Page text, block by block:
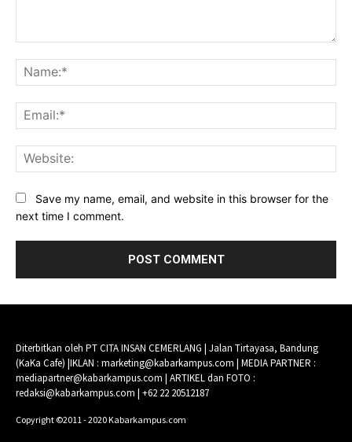
Save my name, email, and website in this browser for the
next time I comment.
Diterbitkan oleh PT CITA INSAN CEMERLANG | Jalan Tirtayasa, Bandung
(KaKa Cafe) |IKLAN : marketing@kabarkampus.com | MEDIA PARTNER :
mediapartner@kabarkampus.com | ARTIKEL dan FOTO :
redaksi@kabarkampus.com | +62 22 20512187
Copyright ©2011 - 2020 Kabarkampus.com